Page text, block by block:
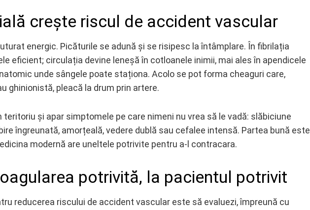
crește riscul de accident vascular
energic. Picăturile se adună și se risipesc la întâmplare. În fibrilația
eficient; circulația devine leneșă în cotloanele inimii, mai ales în apendicele
unde sângele poate staționa. Acolo se pot forma cheaguri care,
ghinionistă, pleacă la drum prin artere.
teritoriu și apar simptomele pe care nimeni nu vrea să le vadă: slăbiciune
îngreunată, amorțeală, vedere dublă sau cefalee intensă. Partea bună este
modernă are uneltele potrivite pentru a-l contracara.
potrivită, la pacientul potrivit
reducerea riscului de accident vascular este să evaluezi, împreună cu